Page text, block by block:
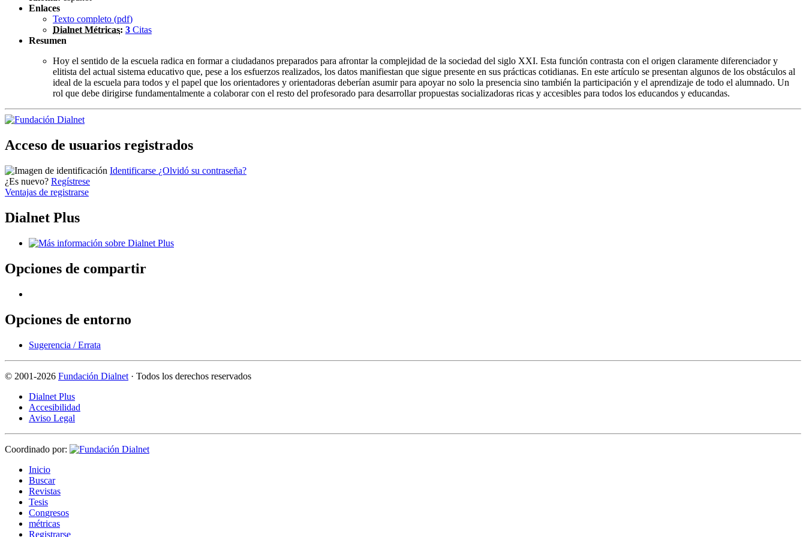
Enlaces
Texto completo (pdf)
Dialnet Métricas: 3 Citas
Resumen
Hoy el sentido de la escuela radica en formar a ciudadanos preparados para afrontar la complejidad de la sociedad del siglo XXI. Esta función contrasta con el origen claramente diferenciador y
elitista del actual sistema educativo que, pese a los esfuerzos realizados, los datos manifiestan que sigue presente en sus prácticas cotidianas. En este artículo se presentan algunos de los obstáculos al
ideal de la escuela para todos y el papel que los orientadores y orientadoras deberían asumir para apoyar no solo la presencia sino también la participación y el aprendizaje de todo el alumnado. Un
rol que debe dirigirse fundamentalmente a colaborar con el resto del profesorado para desarrollar propuestas socializadoras ricas y accesibles para todos los educandos y educandas.
Acceso de usuarios registrados
Identificarse ¿Olvidó su contraseña?
¿Es nuevo? Regístrese
Ventajas de registrarse
Dialnet Plus
Opciones de compartir
Opciones de entorno
Sugerencia / Errata
© 2001-2026 Fundación Dialnet · Todos los derechos reservados
Dialnet Plus
Accesibilidad
Aviso Legal
Coordinado por:
Inicio
Buscar
Revistas
Tesis
Congresos
métricas
Registrarse